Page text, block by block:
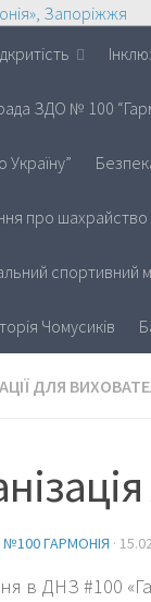
ЗДО № 100
Україну”
про шахрайство
спортивний
Чомусиків
ДЛЯ
ГАРМОНІЯ ·
в ДНЗ #100